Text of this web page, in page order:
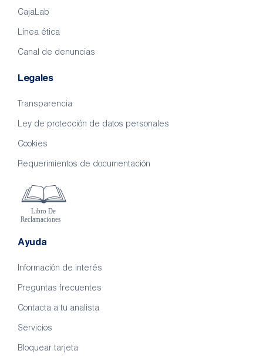
CajaLab
Línea ética
Canal de denuncias
Legales
Transparencia
Ley de protección de datos personales
Cookies
Requerimientos de documentación
Ayuda
Información de interés
Preguntas frecuentes
Contacta a tu analista
Servicios
Bloquear tarjeta